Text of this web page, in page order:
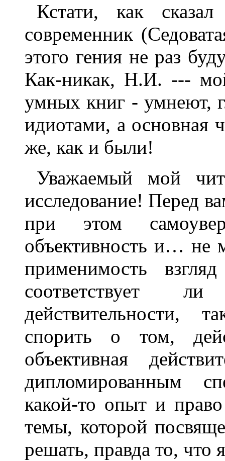
Кстати, как
современник
этого гения не раз
Как-никак, Н.И. ---
умных книг - умнеют,
идиотами, а основная
же, как и были!
Уважаемый мой
исследование! Перед
при этом
объективность и… не
применимость
соответствует
действительности,
спорить о том,
объективная
дипломированным
какой-то опыт и
темы, которой
решать, правда то, что